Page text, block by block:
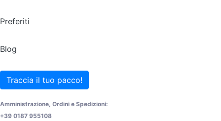
Preferiti
Blog
Traccia il tuo pacco!
Amministrazione, Ordini e Spedizioni:
+39 0187 955108